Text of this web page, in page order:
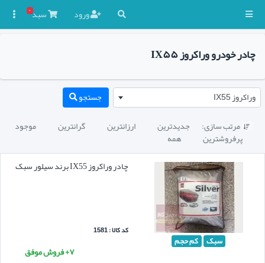
ورود سبد۰
چادر خودرو وراکروز IX۵۵
وراکروز IX55 جستجو
 مرتب سازی: جدیدترین ارزانترین گرانترین موجود
پرفروشترین همه
سبک کم حجم
چادر وراکروز IX55 برند سیلور سبک
کد کالا : 1581
۷+ فروش موفق